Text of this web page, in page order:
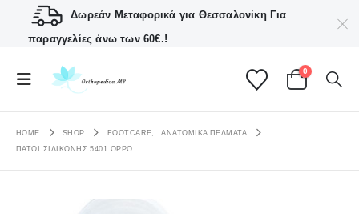
Δωρεάν Μεταφορικά για ΘεσσαλονίκηΓια
παραγγελίες άνω των 60€.!
0
HOME SHOP FOOTCARE,
ΑΝΑΤΟΜΙΚΆ ΠΈΛΜΑΤΑ
ΠΆΤΟΙ ΣΙΛΙΚΌΝΗΣ 5401 OPPO